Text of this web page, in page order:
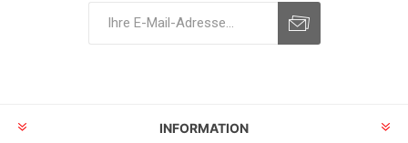
INFORMATION